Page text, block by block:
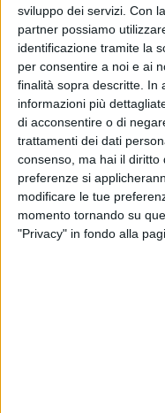
sviluppo dei servizi. Con
partner possiamo
identificazione tramite la
per consentire a noi e ai
finalità sopra descritte. In
informazioni più
di acconsentire o di
trattamenti dei dati
consenso, ma hai il
preferenze si
modificare le tue
momento tornando su
"Privacy" in fondo alla
ai mezzi di
cui tre come Direttore
al Matera Film Festival
dimissioni da Direttore
Toma. In questi anni,
collaboratori, ho
portando a Matera
del nostro tempo. Ho
valorizzando il dialogo
panorama
"Con profonda